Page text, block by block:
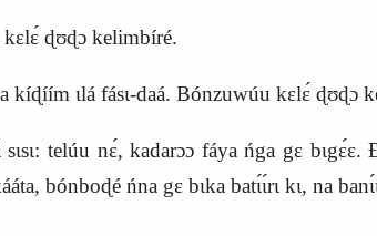
kɛlɛ́ ɖʊɖɔ kelimbíré.
kíɖíím ɩlá fásɩ-daá. Bónzuwúu kɛlɛ́ ɖʊɖɔ
telúu nɛ́, kadarɔɔ fáya ńga gɛ bɩgɛ́ɛ.
bónboɖé ńna gɛ bɩka batɩ́ɩ́rɩ kɩ, na